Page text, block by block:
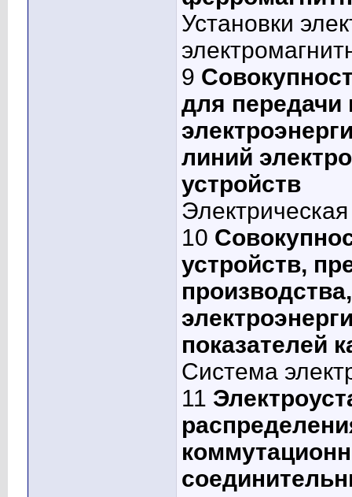
Установки
9
для передачи
линий
устройств
Электрическая
10
устройств,
показателей
Система
11